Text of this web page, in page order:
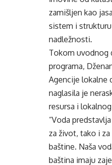
zamišljen kao
sistem i
nadležnosti.
Tokom uvodnog
programa,
Agencije lokalne
naglasila je
resursa i
“Voda
za život, tako i
baštine. Naša
baština imaju